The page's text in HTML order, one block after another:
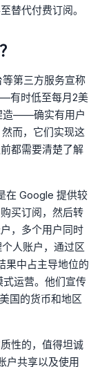
替代付费订阅。
第三方服务宣称
有时低至每月2美
造——确实有用户
而，它们实现这
都需要清楚了解
在 Google 提供较
买订阅，然后转
，多个用户同时
人账户，通过区
果中占主导地位的
运营。他们宣传
国的货币和地区
性的，值得坦诚
户共享以及使用